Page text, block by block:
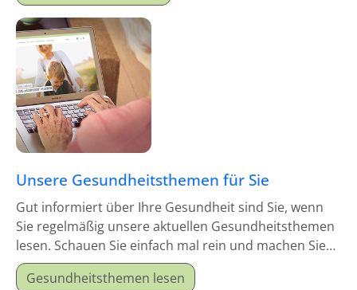
Unsere Gesundheitsthemen für Sie
Gut informiert über Ihre Gesundheit sind Sie, wenn
Sie regelmäßig unsere aktuellen Gesundheitsthemen
lesen. Schauen Sie einfach mal rein und machen Sie
sich schlau!
Gesundheitsthemen lesen